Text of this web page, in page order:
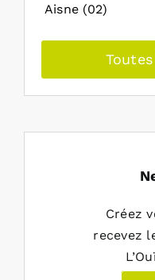
Aisne (02)
Créez
recevez